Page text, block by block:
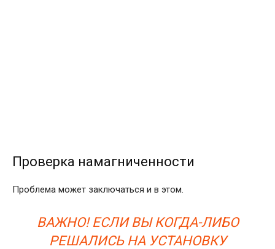
Проверка намагниченности
Проблема может заключаться и в этом.
ВАЖНО! ЕСЛИ ВЫ КОГДА-ЛИБО
РЕШАЛИСЬ НА УСТАНОВКУ